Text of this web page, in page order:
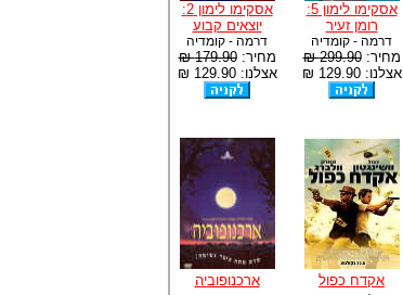
אסקימו לימון 5:
רומן זעיר
דרמה - קומדיה
מחיר:299.90 ₪
אצלנו: 129.90 ₪
אסקימו לימון 2:
יוצאים קבוע
דרמה - קומדיה
מחיר:179.90 ₪
אצלנו: 129.90 ₪
אקדח כפול ארכנופוביה